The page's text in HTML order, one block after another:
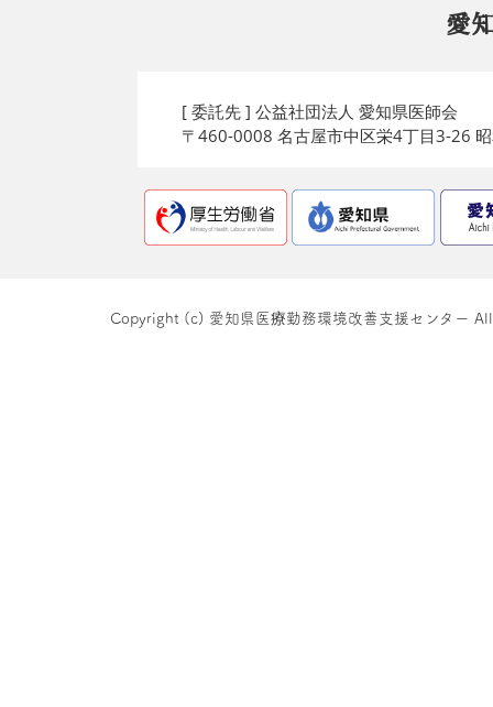
愛
[ 委託先 ] 公益社団法人 愛知県医師会
〒460-0008 名古屋市中区栄4丁目3-26
Copyright (c) 愛知県医療勤務環境改善支援センター